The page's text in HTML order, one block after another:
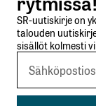
SR-uutiskirje on
talouden
sisällöt kolmesti